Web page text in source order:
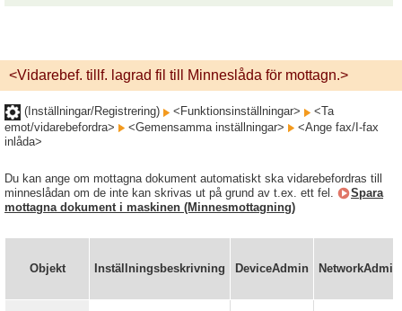
<Vidarebef. tillf. lagrad fil till Minneslåda för mottagn.>
(Inställningar/Registrering) <Funktionsinställningar>
<Ta
emot/vidarebefordra>
<Gemensamma inställningar>
<Ange fax/I-fax
inlåda>
Du kan ange om mottagna dokument automatiskt ska vidarebefordras till
minneslådan om de inte kan skrivas ut på grund av t.ex. ett fel.
Spara
mottagna dokument i maskinen (Minnesmottagning)
Objekt Inställningsbeskrivning DeviceAdmin NetworkAdmin